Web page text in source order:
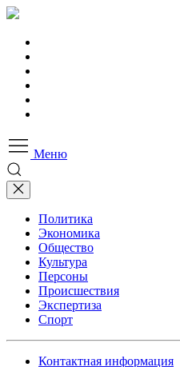
Меню
Политика
Экономика
Общество
Культура
Персоны
Происшествия
Экспертиза
Спорт
Контактная информация